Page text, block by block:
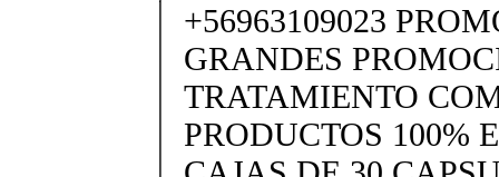
+56963109023
GRANDES
TRATAMIENTO
PRODUCTOS 100%